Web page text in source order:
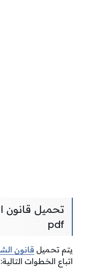
تحميل قانون
pdf
يتم تحميل قانون
اتباع الخطوات التالية: